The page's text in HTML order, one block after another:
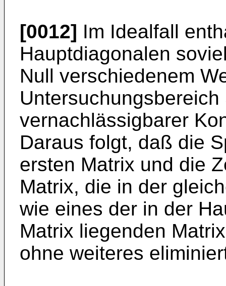
[0012] Im Idealfall
Hauptdiagonalen
Null verschiedenem
vernachlässigbarer
Daraus folgt, daß die
ersten Matrix und die
Matrix, die in der
wie eines der in der
Matrix liegenden
ohne weiteres